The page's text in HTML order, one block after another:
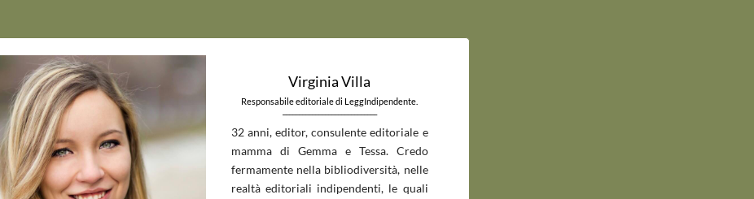
Virginia Villa
Responsabile editoriale di LeggIndipendente.
32 anni, editor, consulente editoriale e
mamma di Gemma e Tessa. Credo
fermamente nella bibliodiversità, nelle
realtà editoriali indipendenti, le quali